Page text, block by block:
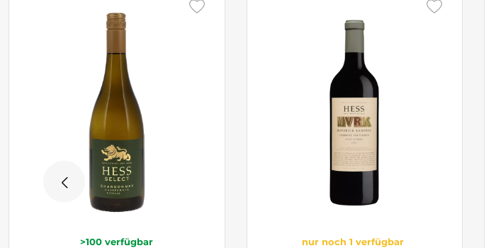
>100 verfügbar nur noch 1 verfügbar